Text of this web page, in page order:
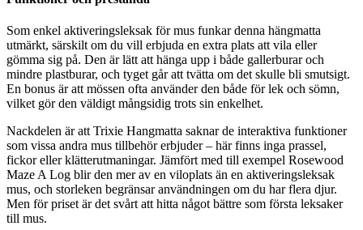
Som enkel aktiveringsleksak för mus funkar denna hängmatta
utmärkt, särskilt om du vill erbjuda en extra plats att vila eller
gömma sig på. Den är lätt att hänga upp i både gallerburar och
mindre plastburar, och tyget går att tvätta om det skulle bli smutsigt.
En bonus är att mössen ofta använder den både för lek och sömn,
vilket gör den väldigt mångsidig trots sin enkelhet.
Nackdelen är att Trixie Hangmatta saknar de interaktiva funktioner
som vissa andra mus tillbehör erbjuder – här finns inga prassel,
fickor eller klätterutmaningar. Jämfört med till exempel Rosewood
Maze A Log blir den mer av en viloplats än en aktiveringsleksak
mus, och storleken begränsar användningen om du har flera djur.
Men för priset är det svårt att hitta något bättre som första leksaker
till mus.